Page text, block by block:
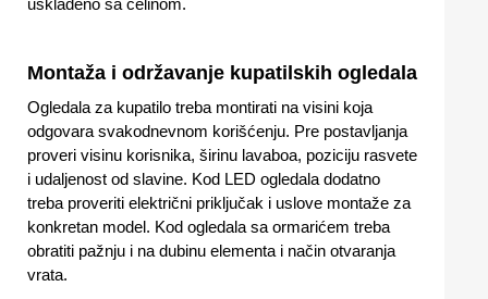
usklađeno sa celinom.
Montaža i održavanje kupatilskih ogledala
Ogledala za kupatilo treba montirati na visini koja
odgovara svakodnevnom korišćenju. Pre postavljanja
proveri visinu korisnika, širinu lavaboa, poziciju rasvete
i udaljenost od slavine. Kod LED ogledala dodatno
treba proveriti električni priključak i uslove montaže za
konkretan model. Kod ogledala sa ormarićem treba
obratiti pažnju i na dubinu elementa i način otvaranja
vrata.